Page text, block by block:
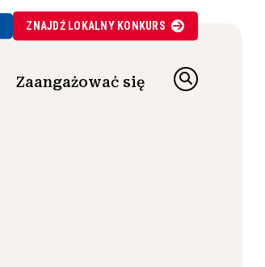
ZNAJDŹ LOKALNYKONKURS
Zaangażować się